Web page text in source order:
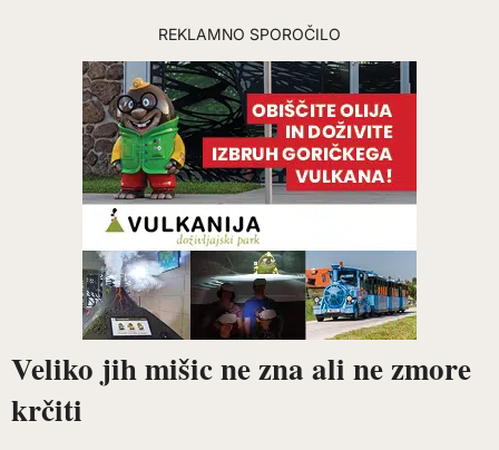
REKLAMNO SPOROČILO
Veliko jih mišic ne zna ali ne zmore
krčiti